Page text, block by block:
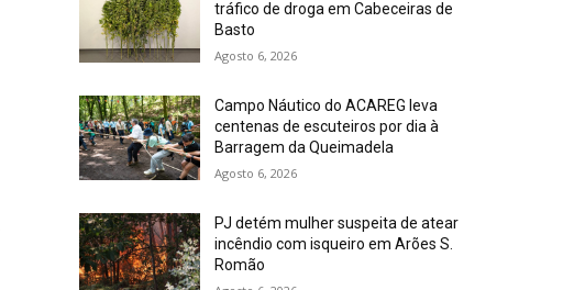
tráfico de droga em Cabeceiras de
Basto
Agosto 6, 2026
Campo Náutico do ACAREG leva
centenas de escuteiros por dia à
Barragem da Queimadela
Agosto 6, 2026
PJ detém mulher suspeita de atear
incêndio com isqueiro em Arões S.
Romão